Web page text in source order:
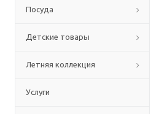
Посуда
Детские товары
Летняя коллекция
Услуги